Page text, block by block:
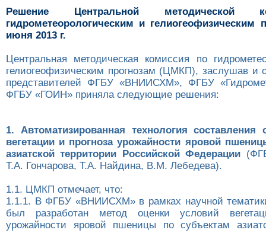
Решение Центральной методической
гидрометеорологическим и гелиогеофизическим
июня 2013 г.
Центральная методическая комиссия по
гелиогеофизическим прогнозам (ЦМКП), заслушав и
представителей ФГБУ «ВНИИСХМ», ФГБУ
ФГБУ «ГОИН» приняла следующие решения:
1. Автоматизированная технология составления
вегетации и прогноза урожайности яровой
азиатской территории Российской Федерации
Т.А. Гончарова, Т.А. Найдина, В.М. Лебедева).
1.1. ЦМКП отмечает, что:
1.1.1. В ФГБУ «ВНИИСХМ» в рамках научной
был разработан метод оценки условий
урожайности яровой пшеницы по субъектам